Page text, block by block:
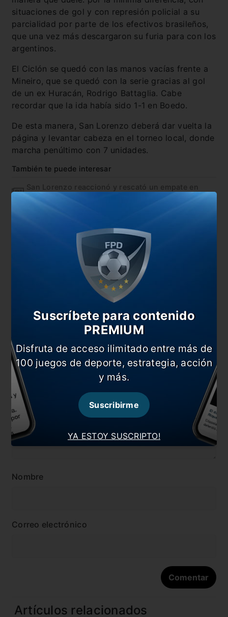
situaciones de gol y con represión policial a su
parcialidad por parte de los efectivos brasileños,
que una vez más descargaron su furia para con los
argentinos.
El Ciclón se quedó con las manos vacías frente a
Mineiro, que se quedó con la serie gracias al gol
de un ex Huracán, Rodrigo Battaglia. Cabe
recordar que la ida había sido 1-1 en Boedo.
De esta manera, San Lorenzo deberá dar vuelta la
página y levantar cabeza en el torneo local, donde
marcha penúltimo con 7 unidades.
También te puede interesar
San Lorenzo reaccionó y rescató un empate en
Chile
El Ciclón volvió a perder y Almirón habló de su
San Lorenzo ganó y tiene un pie en octavos
Comentarios
Dejá tu opinión acá!
Nombre
Correo electrónico
Artículos relacionados
YA ESTOY SUSCRIPTO!
Suscríbete para contenido
PREMIUM
Disfruta de acceso ilimitado entre más de
100 juegos de deporte, estrategia, acción
y más.
Suscribirme